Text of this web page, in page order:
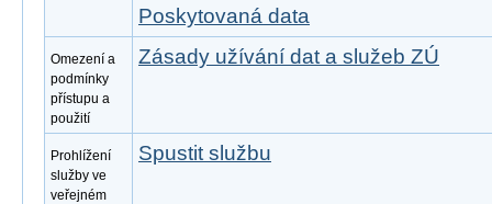
Poskytovaná data
Omezení a
podmínky
přístupu a
použití
Zásady užívání dat a služeb ZÚ
Prohlížení
služby ve
veřejném
Spustit službu